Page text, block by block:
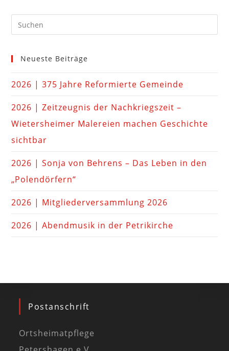
Neueste Beiträge
2026 | 375 Jahre Reformierte Gemeinde
2026 | Zeitzeugnis der Nachkriegszeit –
Wietersheimer Malereien machen Geschichte
sichtbar
2026 | Sonja von Behrens – Das Leben in den
„Polendörfern“
2026 | Mitgliederversammlung 2026
2026 | Abendmusik in der Petrikirche
Postanschrift
Ortsheimatpflege